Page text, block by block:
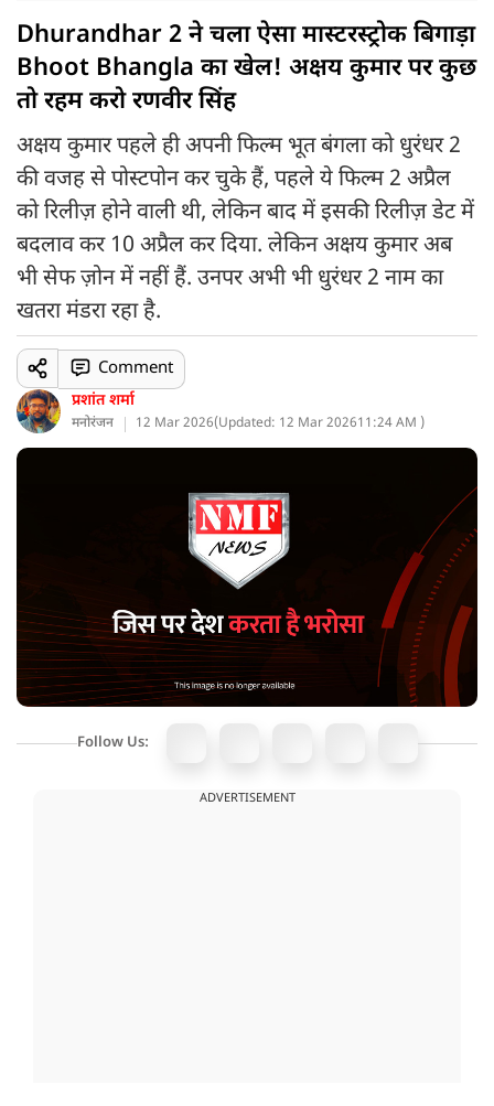
Dhurandhar 2 ने चला ऐसा मास्टरस्ट्रोक बिगाड़ा
Bhoot Bhangla का खेल! अक्षय कुमार पर कुछ
तो रहम करो रणवीर सिंह
अक्षय कुमार पहले ही अपनी फिल्म भूत बंगला को धुरंधर 2
की वजह से पोस्टपोन कर चुके हैं, पहले ये फिल्म 2 अप्रैल
को रिलीज़ होने वाली थी, लेकिन बाद में इसकी रिलीज़ डेट में
बदलाव कर 10 अप्रैल कर दिया. लेकिन अक्षय कुमार अब
भी सेफ ज़ोन में नहीं हैं. उनपर अभी भी धुरंधर 2 नाम का
खतरा मंडरा रहा है.
प्रशांत शर्मा
मनोरंजन 12 Mar 2026(Updated: 12 Mar 202611:24 AM )
Comment
Follow Us:
ADVERTISEMENT